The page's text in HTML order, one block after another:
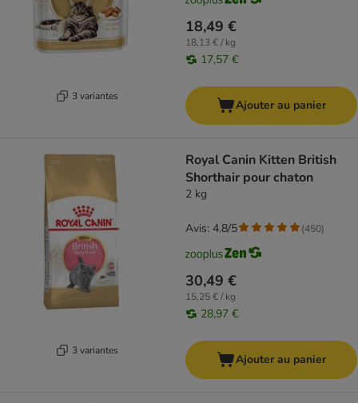
3 variantes
18,49 €
18,13 € / kg
17,57 €
Ajouter au panier
3 variantes
Royal Canin Kitten British
Shorthair pour chaton
2 kg
30,49 €
15,25 € / kg
28,97 €
Avis: 4.8/5 (450)
Ajouter au panier